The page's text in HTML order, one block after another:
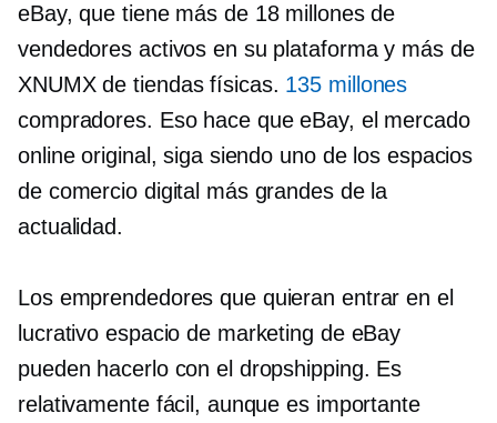
eBay, que tiene más de 18 millones de
vendedores activos en su plataforma y más de
XNUMX de tiendas físicas. 135 millones
compradores. Eso hace que eBay, el mercado
online original, siga siendo uno de los espacios
de comercio digital más grandes de la
actualidad.
Los emprendedores que quieran entrar en el
lucrativo espacio de marketing de eBay
pueden hacerlo con el dropshipping. Es
relativamente fácil, aunque es importante